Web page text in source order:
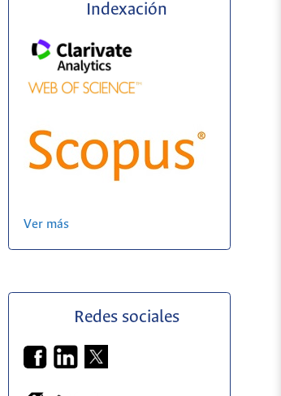
Indexación
Ver más
Redes sociales